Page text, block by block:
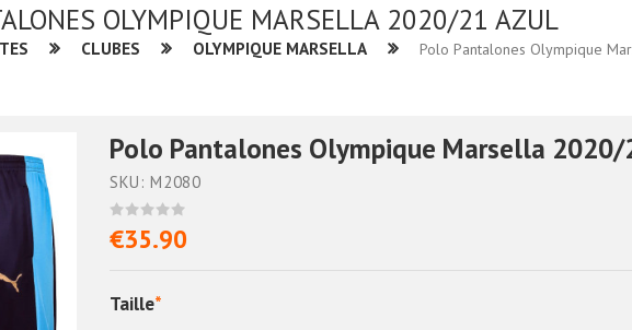
OLYMPIQUE MARSELLA 2020/21 AZUL
CLUBES OLYMPIQUE MARSELLA Polo Pantalones Olympique
Polo Pantalones Olympique Marsella
SKU: M2080
€35.90
Taille*